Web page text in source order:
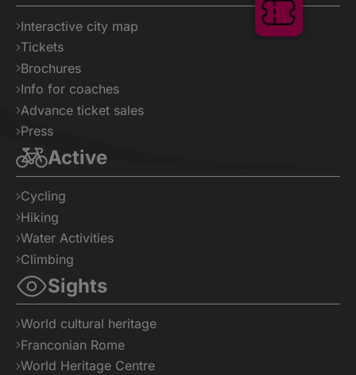
Interactive city map
Tickets
Brochures
Info for coaches
Advance ticket sales
Press
Active
Cycling
Hiking
Water Activities
Climbing
Sights
World cultural heritage
Franconian Rome
World Heritage Centre